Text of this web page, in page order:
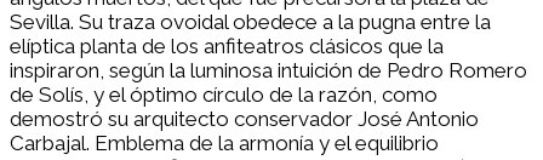
Sevilla. Su traza ovoidal obedece a la pugna entre la
elíptica planta de los anfiteatros clásicos que la
inspiraron, según la luminosa intuición de Pedro Romero
de Solís, y el óptimo círculo de la razón, como
demostró su arquitecto conservador José Antonio
Carbajal. Emblema de la armonía y el equilibrio